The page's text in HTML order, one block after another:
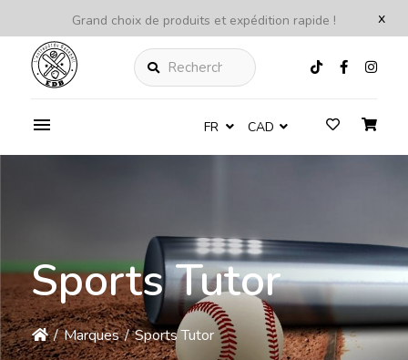
x
Grand choix de produits et expédition rapide !
Rechercher
FR CAD
Sports Tutor
/ Marques / Sports Tutor